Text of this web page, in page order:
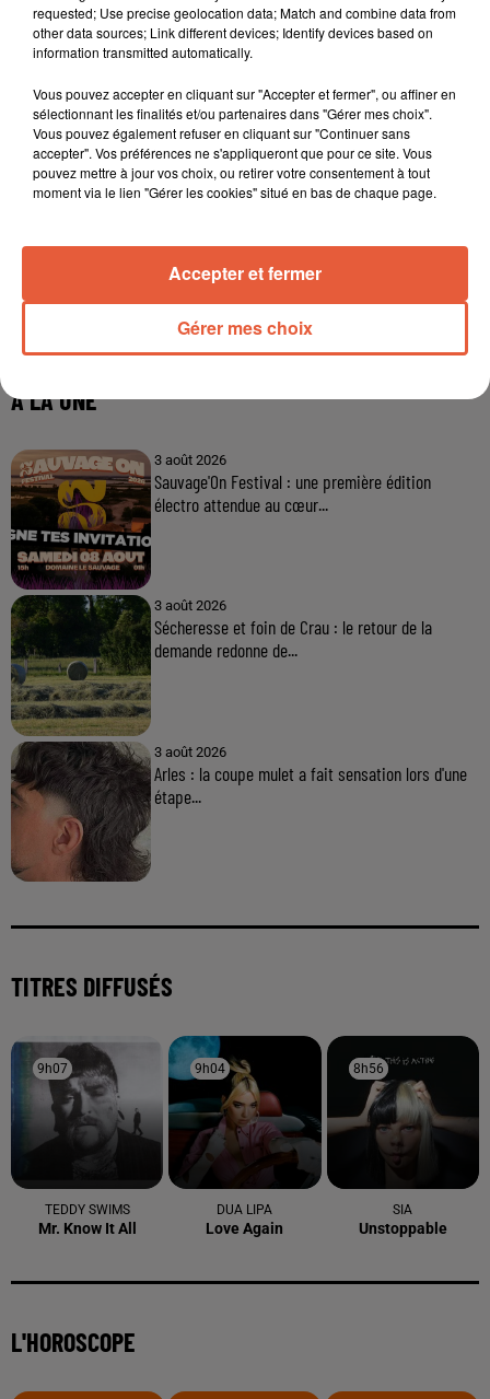
À LA UNE
3 août 2026
Sauvage'On Festival : une première édition
électro attendue au cœur...
3 août 2026
Sécheresse et foin de Crau : le retour de la
demande redonne de...
3 août 2026
Arles : la coupe mulet a fait sensation lors d'une
étape...
TITRES DIFFUSÉS
9h07
9h07
TEDDY SWIMS
Mr. Know It All
9h04
9h04
DUA LIPA
Love Again
8h56
8h56
SIA
Unstoppable
L'HOROSCOPE
requested; Use precise geolocation data; Match and combine data from
other data sources; Link different devices; Identify devices based on
information transmitted automatically.
Vous pouvez accepter en cliquant sur "Accepter et fermer", ou affiner en
sélectionnant les finalités et/ou partenaires dans "Gérer mes choix".
Vous pouvez également refuser en cliquant sur "Continuer sans
accepter". Vos préférences ne s'appliqueront que pour ce site. Vous
pouvez mettre à jour vos choix, ou retirer votre consentement à tout
moment via le lien "Gérer les cookies" situé en bas de chaque page.
Gérer mes choix
Accepter et fermer